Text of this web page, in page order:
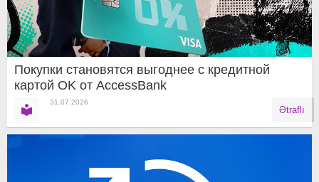
Покупки становятся выгоднее с кредитной
картой OK от AccessBank
31.07.2026
Ətraflı